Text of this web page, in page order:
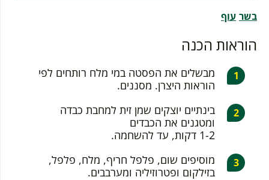
בשר עוף
הוראות הכנה
מבשלים את הפסטה במי מלח רותחים לפי
הוראות היצרן. מסננים.
בינתיים יוצקים שמן זית למחבת כבדה
ומטגנים את הכבדים
1-2 דקות, עד להשחמה.
מוסיפים שום, פלפל חריף, מלח, פלפל,
בזילקום ופטרוזיליה ומערבבים.